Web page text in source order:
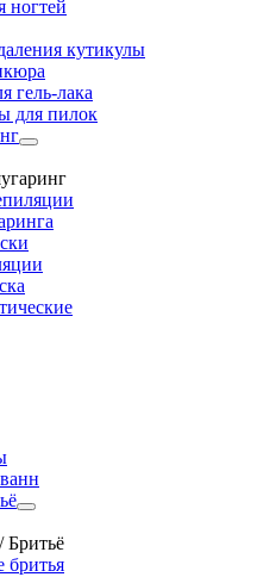
ногтей
кутикулы
гель-лака
для пилок
Бритьё
бритья